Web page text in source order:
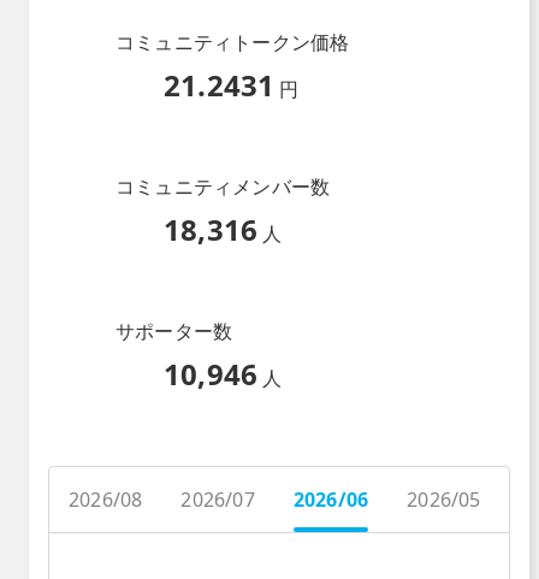
コミュニティトークン価格
21.2431 円
コミュニティメンバー数
18,316 人
サポーター数
10,946 人
2026/08 2026/07 2026/06 2026/05